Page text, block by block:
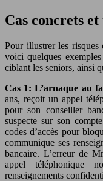
Cas concrets
Pour illustrer les risques
voici quelques
ciblant les seniors, ainsi
Cas 1: L’arnaque au
ans, reçoit un appel
pour son conseiller
suspecte sur son
codes d’accès pour
communique ses
bancaire. L’erreur de
appel téléphonique
renseignements